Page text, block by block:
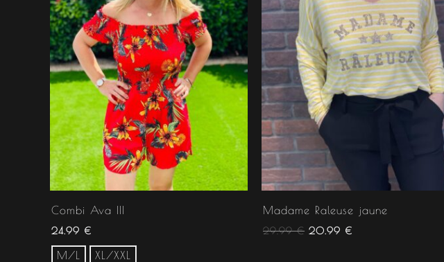
Combi Ava III
24.99 €
M/L XL/XXL
Madame Raleuse jaune
29.99€ 20.99 €